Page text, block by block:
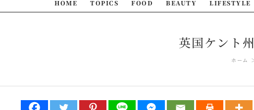
HOME TOPICS FOOD BEAUTY LIFESTYLE
英国ケント
ホーム